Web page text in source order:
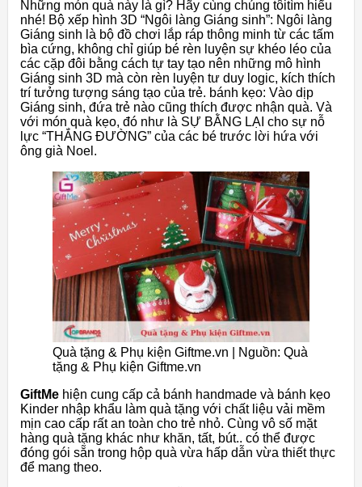
Những món quà này là gì? Hãy cùng chúng tôitìm hiểu
nhé! Bộ xếp hình 3D “Ngôi làng Giáng sinh”: Ngôi làng
Giáng sinh là bộ đồ chơi lắp ráp thông minh từ các tấm
bìa cứng, không chỉ giúp bé rèn luyện sự khéo léo của
các cặp đôi bằng cách tự tay tạo nên những mô hình
Giáng sinh 3D mà còn rèn luyện tư duy logic, kích thích
trí tưởng tượng sáng tạo của trẻ. bánh kẹo: Vào dịp
Giáng sinh, đứa trẻ nào cũng thích được nhận quà. Và
với món quà kẹo, đó như là SỰ BẰNG LẠI cho sự nỗ
lực “THẮNG ĐƯỜNG” của các bé trước lời hứa với
ông già Noel.
Quà tặng & Phụ kiện Giftme.vn | Nguồn: Quà
tặng & Phụ kiện Giftme.vn
GiftMe hiện cung cấp cả bánh handmade và bánh kẹo
Kinder nhập khẩu làm quà tặng với chất liệu vải mềm
mịn cao cấp rất an toàn cho trẻ nhỏ. Cùng vô số mặt
hàng quà tặng khác như khăn, tất, bút.. có thể được
đóng gói sẵn trong hộp quà vừa hấp dẫn vừa thiết thực
để mang theo.